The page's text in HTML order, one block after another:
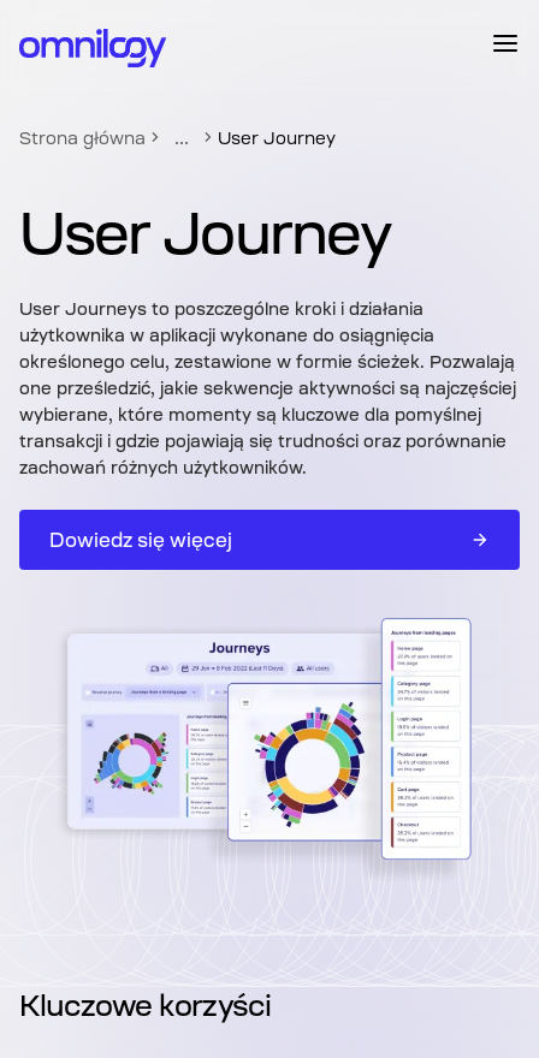
Strona główna User Journey
User Journey
User Journeys to poszczególne kroki i działania
użytkownika w aplikacji wykonane do osiągnięcia
określonego celu, zestawione w formie ścieżek. Pozwalają
one prześledzić, jakie sekwencje aktywności są najczęściej
wybierane, które momenty są kluczowe dla pomyślnej
transakcji i gdzie pojawiają się trudności oraz porównanie
zachowań różnych użytkowników.
Dowiedz się więcej
Kluczowe korzyści